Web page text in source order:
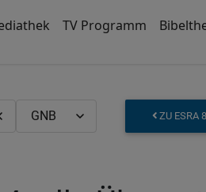
TV Programm
ZU ESRA